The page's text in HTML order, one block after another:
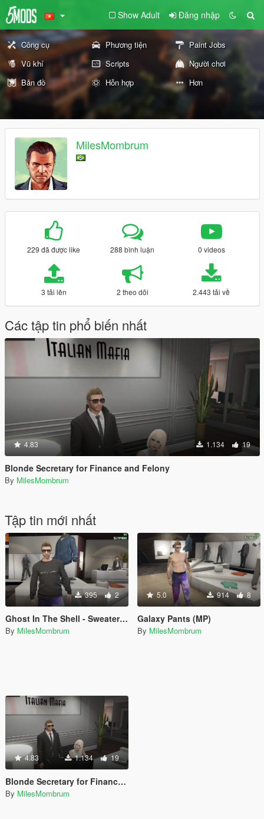
Show Adult Đăng nhập
Công cụ Phương tiện
Paint Jobs
Vũ khí
Scripts
Người chơi
Bản đồ
Hỗn hợp Hơn
MilesMombrum
229 đã được like 288 bình luận 0 videos
3 tải lên 2 theo dõi 2.443 tải về
Các tập tin phổ biến nhất
4.83 1.134 19
Blonde Secretary for Finance and Felony
By MilesMombrum
Tập tin mới nhất
395 2
Ghost In The Shell - Sweater (MP)
By MilesMombrum
5.0 914 8
Galaxy Pants (MP)
By MilesMombrum
4.83 1.134 19
Blonde Secretary for Finance and Felony
By MilesMombrum